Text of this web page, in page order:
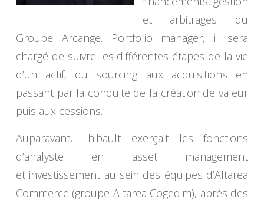
et arbitrages du
Groupe Arcange. Portfolio manager, il sera
chargé de suivre les différentes étapes de la vie
d’un actif, du sourcing aux acquisitions en
passant par la conduite de la création de valeur
puis aux cessions.
Auparavant, Thibault exerçait les fonctions
d’analyste en asset management
et investissement au sein des équipes d’Altarea
Commerce (groupe Altarea Cogedim), après des